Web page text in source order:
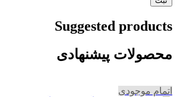
Suggested products
محصولات پیشنهادی
اتمام موجودی